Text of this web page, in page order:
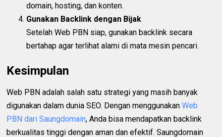
domain, hosting, dan konten.
Gunakan Backlink dengan Bijak
Setelah Web PBN siap, gunakan backlink secara
bertahap agar terlihat alami di mata mesin pencari.
Kesimpulan
Web PBN adalah salah satu strategi yang masih banyak
digunakan dalam dunia SEO. Dengan menggunakanWeb
PBN dari Saungdomain, Anda bisa mendapatkan backlink
berkualitas tinggi dengan aman dan efektif. Saungdomain